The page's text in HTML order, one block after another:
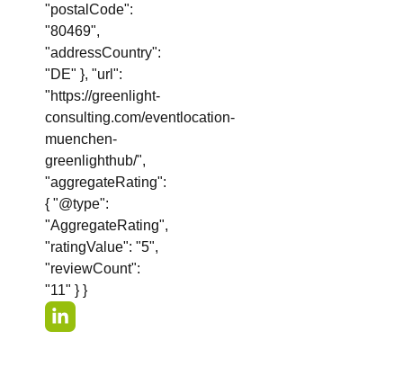
"postalCode":
"80469",
"addressCountry":
"DE" }, "url":
"https://greenlight-
consulting.com/eventlocation-
muenchen-
greenlighthub/",
"aggregateRating":
{ "@type":
"AggregateRating",
"ratingValue": "5",
"reviewCount":
"11" } }